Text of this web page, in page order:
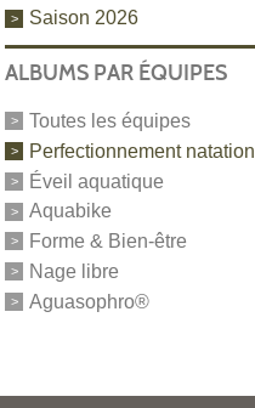
Saison 2026
ALBUMS PAR ÉQUIPES
Toutes les équipes
Perfectionnement natation
Éveil aquatique
Aquabike
Forme & Bien-être
Nage libre
Aguasophro®